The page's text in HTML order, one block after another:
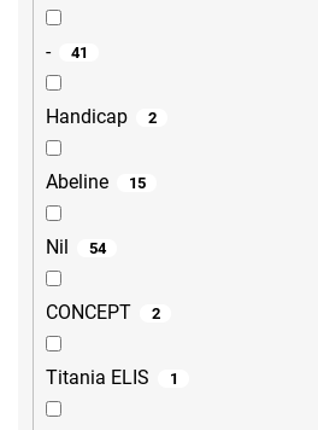
- 41
Handicap 2
Abeline 15
Nil 54
CONCEPT 2
Titania ELIS 1